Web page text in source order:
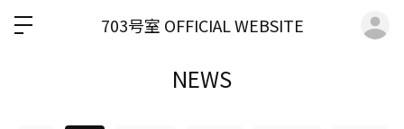
703号室 OFFICIAL WEBSITE
NEWS